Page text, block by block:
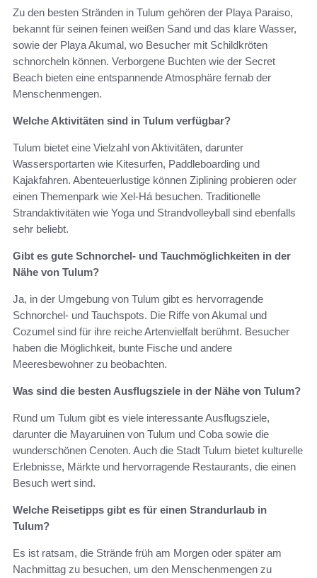
Zu den besten Stränden in Tulum gehören der Playa Paraiso,
bekannt für seinen feinen weißen Sand und das klare Wasser,
sowie der Playa Akumal, wo Besucher mit Schildkröten
schnorcheln können. Verborgene Buchten wie der Secret
Beach bieten eine entspannende Atmosphäre fernab der
Menschenmengen.
Welche Aktivitäten sind in Tulum verfügbar?
Tulum bietet eine Vielzahl von Aktivitäten, darunter
Wassersportarten wie Kitesurfen, Paddleboarding und
Kajakfahren. Abenteuerlustige können Ziplining probieren oder
einen Themenpark wie Xel-Há besuchen. Traditionelle
Strandaktivitäten wie Yoga und Strandvolleyball sind ebenfalls
sehr beliebt.
Gibt es gute Schnorchel- und Tauchmöglichkeiten in der
Nähe von Tulum?
Ja, in der Umgebung von Tulum gibt es hervorragende
Schnorchel- und Tauchspots. Die Riffe von Akumal und
Cozumel sind für ihre reiche Artenvielfalt berühmt. Besucher
haben die Möglichkeit, bunte Fische und andere
Meeresbewohner zu beobachten.
Was sind die besten Ausflugsziele in der Nähe von Tulum?
Rund um Tulum gibt es viele interessante Ausflugsziele,
darunter die Mayaruinen von Tulum und Coba sowie die
wunderschönen Cenoten. Auch die Stadt Tulum bietet kulturelle
Erlebnisse, Märkte und hervorragende Restaurants, die einen
Besuch wert sind.
Welche Reisetipps gibt es für einen Strandurlaub in
Tulum?
Es ist ratsam, die Strände früh am Morgen oder später am
Nachmittag zu besuchen, um den Menschenmengen zu